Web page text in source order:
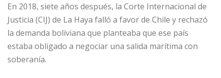
En 2018, siete años después, la Corte Internacional de
Justicia (CIJ) de La Haya falló a favor de Chile y rechazó
la demanda boliviana que planteaba que ese país
estaba obligado a negociar una salida marítima con
soberanía.